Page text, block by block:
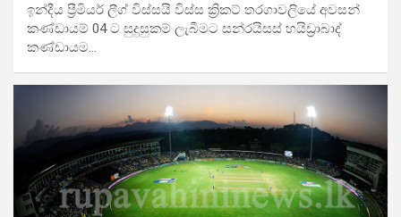
ඉන්දීය ප්‍රීමියර් ලීග් විස්සයි විස්ස ක්‍රිකට් තරගාවලියේ අවසන්
කණ්ඩායම් 04 ට සුදුසුකම් ලැබීමට සන්රයිසස් හයිඩ්‍රාබාද්
කණ්ඩායම…